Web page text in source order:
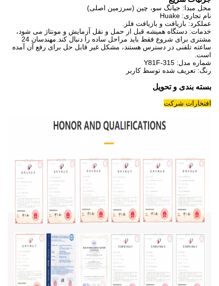
محل مبدا: جیانگ سو، چین (سرزمین اصلی)
نام تجاری: Huake
عملکرد: بازیافت و بازیافت فلز.
خدمات: دستگاه همیشه قبل از حمل و نقل آزمایش و مونتاژ می شود،
مشتری برای شروع فقط باید مراحل ساده را دنبال کند.مهندسان 24
ساعته تلفنی در دسترس هستند، مشکل غیر قابل حل برای رفع آن آمده
است.
شماره مدل: Y81F-315
رنگ: تعریف شده توسط کاربر
بسته بندی و تحویل
افتخارات شرکت